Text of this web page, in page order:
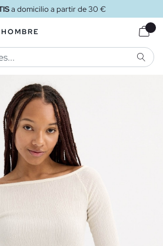
a domicilio a partir de 30 €
HOMBRE